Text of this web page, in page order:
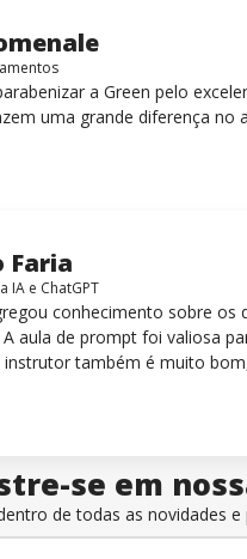
a Green pelo
uma grande diferença no
Faria
IA e ChatGPT
conhecimento sobre
A aula de prompt foi valiosa
instrutor também é muito
se em
de todas as novidades